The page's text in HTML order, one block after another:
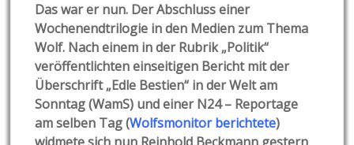
Das war er nun. Der Abschluss einer
Wochenendtrilogie in den Medien zum Thema
Wolf. Nach einem in der Rubrik „Politik“
veröffentlichten einseitigen Bericht mit der
Überschrift „Edle Bestien“ in der Welt am
Sonntag (WamS) und einer N24 – Reportage
am selben Tag (Wolfsmonitor berichtete)